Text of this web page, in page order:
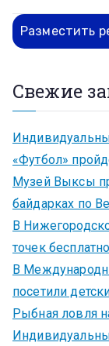
Разместить
Свежие
«Футбол»
Музей Выксы
байдарках по
В
точек
В
посетили
Рыбная ловля